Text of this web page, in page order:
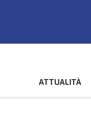
ATTUALITÀ